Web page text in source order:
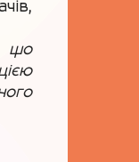
що